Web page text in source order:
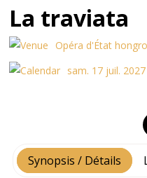
La traviata
Opéra d'État
sam. 17 juil.
Synopsis / Détails